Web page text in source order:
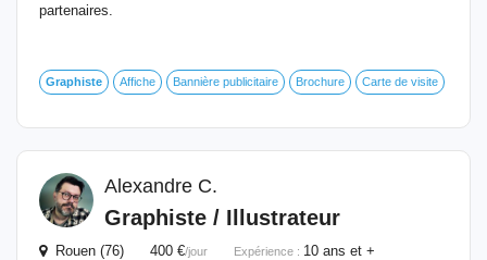
partenaires.
Graphiste Affiche Bannière publicitaire Brochure Carte de visite
Alexandre C.
Graphiste / Illustrateur
Rouen (76) 400 €/jour Expérience : 10 ans et +